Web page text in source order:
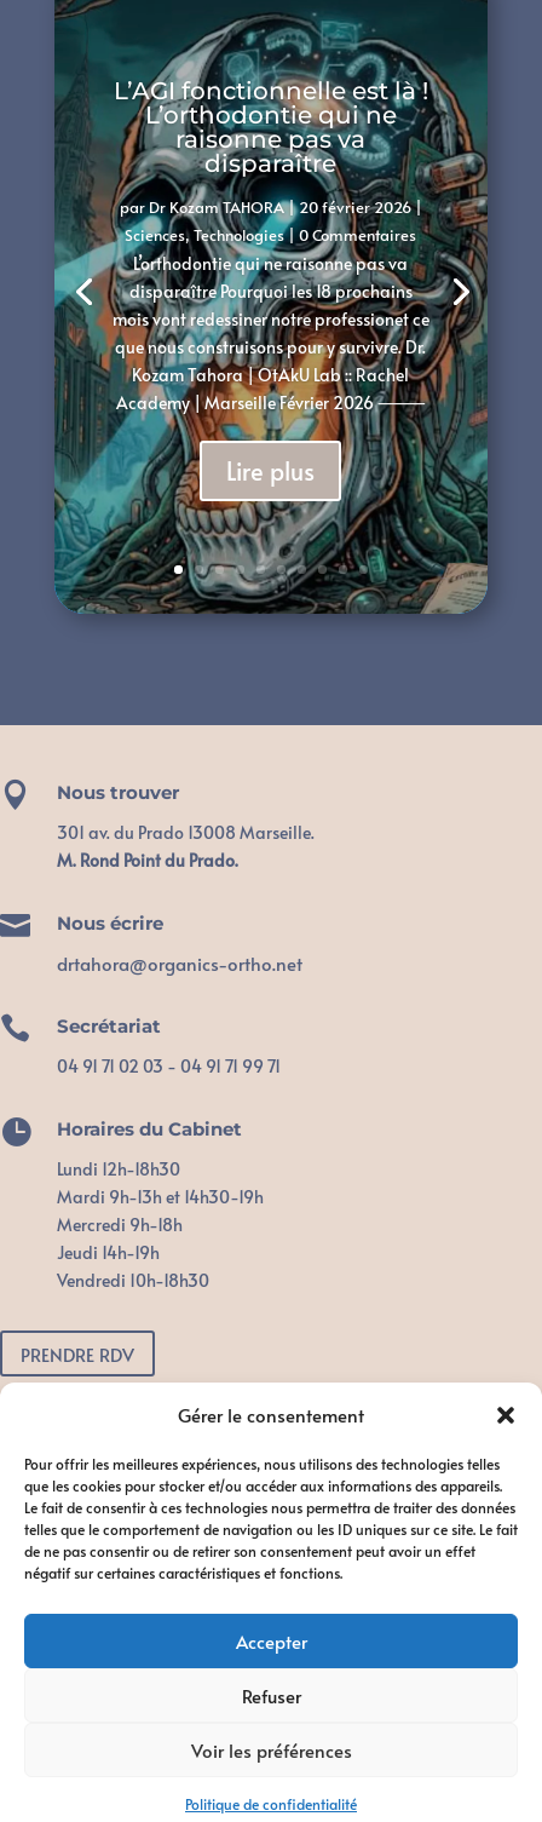
Gérer le consentement
Pour offrir les meilleures expériences, nous utilisons des technologies telles
que les cookies pour stocker et/ou accéder aux informations des appareils.
Le fait de consentir à ces technologies nous permettra de traiter des données
telles que le comportement de navigation ou les ID uniques sur ce site. Le fait
de ne pas consentir ou de retirer son consentement peut avoir un effet
négatif sur certaines caractéristiques et fonctions.
Accepter
Refuser
Voir les préférences
Politique de confidentialité
L’AGI fonctionnelle est là !
L’orthodontie qui ne
raisonne pas va
disparaître
parDr Kozam TAHORA|20 février 2026|
Sciences,Technologies| 0 Commentaires
L’orthodontie qui ne raisonne pas va
disparaître Pourquoi les 18 prochains
mois vont redessiner notre professionet ce
que nous construisons pour y survivre. Dr.
Kozam Tahora | OtAkU Lab :: Rachel
Academy | Marseille Février 2026 ⸻
Lire plus

Nous trouver
301 av. du Prado 13008 Marseille.
M. Rond Point du Prado.
 Nous écrire
drtahora@organics-ortho.net

Secrétariat
04 91 71 02 03 - 04 91 71 99 71

Horaires du Cabinet
Lundi 12h-18h30
Mardi 9h-13h et 14h30-19h
Mercredi 9h-18h
Jeudi 14h-19h
Vendredi 10h-18h30
PRENDRE RDV
Pour toute urgence, n'attendez pas.
afin de favoriser le bon déroulement
du traitement.
Suresmile®Advanced
©2024 TOUS DROITS RÉSERVÉS ORTHO ORGANICS / Mentions Légales